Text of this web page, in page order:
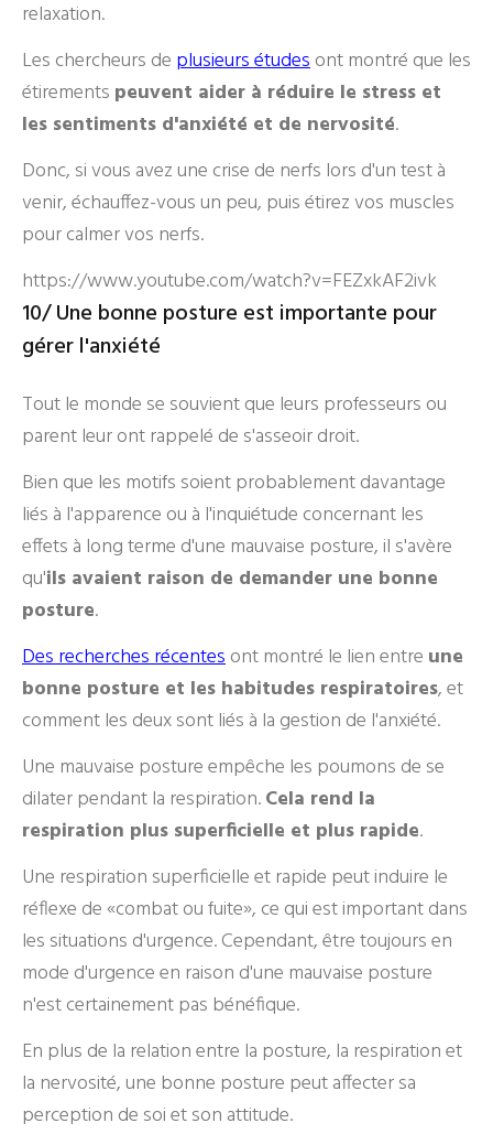
relaxation.
Les chercheurs de plusieurs étudesont montré que les
étirements peuvent aider à réduire le stress et
les sentiments d'anxiété et de nervosité.
Donc, si vous avez une crise de nerfs lors d'un test à
venir, échauffez-vous un peu, puis étirez vos muscles
pour calmer vos nerfs.
https://www.youtube.com/watch?v=FEZxkAF2ivk
10/ Une bonne posture est importante pour
gérer l'anxiété
Tout le monde se souvient que leurs professeurs ou
parent leur ont rappelé de s'asseoir droit.
Bien que les motifs soient probablement davantage
liés à l'apparence ou à l'inquiétude concernant les
effets à long terme d'une mauvaise posture, il s'avère
qu'ils avaient raison de demander une bonne
posture.
Des recherches récentesont montré le lien entre une
bonne posture et les habitudes respiratoires, et
comment les deux sont liés à la gestion de l'anxiété.
Une mauvaise posture empêche les poumons de se
dilater pendant la respiration.Cela rend la
respiration plus superficielle et plus rapide.
Une respiration superficielle et rapide peut induire le
réflexe de «combat ou fuite», ce qui est important dans
les situations d'urgence. Cependant, être toujours en
mode d'urgence en raison d'une mauvaise posture
n'est certainement pas bénéfique.
En plus de la relation entre la posture, la respiration et
la nervosité, une bonne posture peut affecter sa
perception de soi et son attitude.